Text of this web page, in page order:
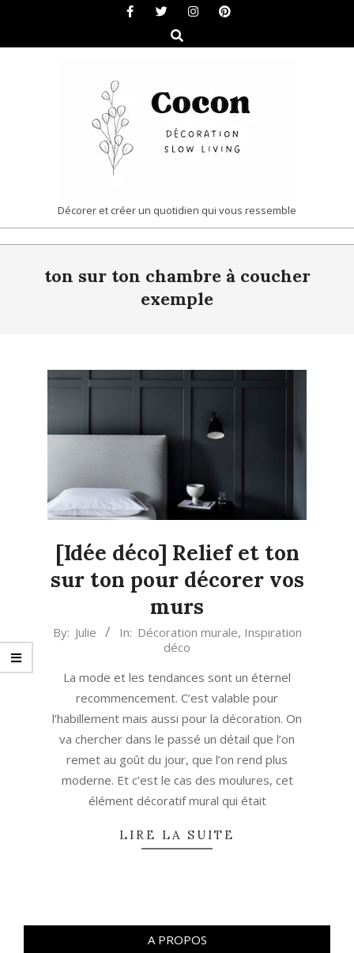
content
Search
COCON
|
DÉCORATION
Décorer et créer un quotidien qui vous ressemble
Navigationton sur ton chambre à coucher
exemple
[Idée déco] Relief et ton
sur ton pour décorer vos
murs
2021-
By: Julie In: Décoration murale, Inspiration
déco
La mode et les tendances sont un éternel
recommencement. C’est valable pour
l’habillement mais aussi pour la décoration. On
va chercher dans le passé un détail que l’on
remet au goût du jour, que l’on rend plus
moderne. Et c’est le cas des moulures, cet
élément décoratif mural qui était
LIRE LA SUITE
A PROPOS